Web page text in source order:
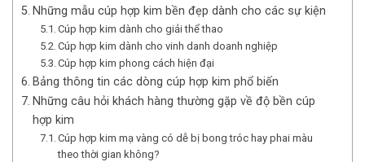
Những mẫu cúp hợp kim bền đẹp dành cho các sự kiện
Cúp hợp kim dành cho giải thể thao
Cúp hợp kim dành cho vinh danh doanh nghiệp
Cúp hợp kim phong cách hiện đại
Bảng thông tin các dòng cúp hợp kim phổ biến
Những câu hỏi khách hàng thường gặp về độ bền cúp
hợp kim
Cúp hợp kim mạ vàng có dễ bị bong tróc hay phai màu
theo thời gian không?